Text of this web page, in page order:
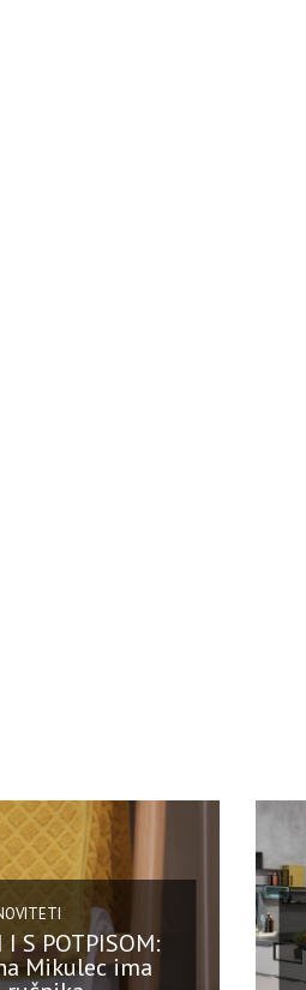
S POTPISOM:
Mikulec ima